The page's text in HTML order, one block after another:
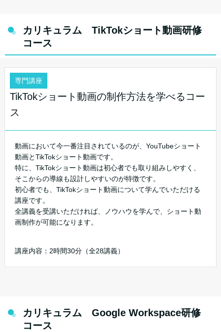
カリキュラム TikTokショート動画研修
コース
専門講座
TikTokショート動画の制作方法を学べるコー
ス
動画において今一番注目されているのが、YouTubeショート
動画とTikTokショート動画です。
特に、TikTokショート動画は初心者でも取り組みしやすく、
そこからの導線も設計しやすいのが特徴です。
初心者でも、TikTokショート動画について学んでいただける
講座です。
全講義を受講いただければ、ノウハウを学んで、ショート動
画制作が可能になります。
講座内容：2時間30分（全28講義）
カリキュラム Google Workspace研修
コース